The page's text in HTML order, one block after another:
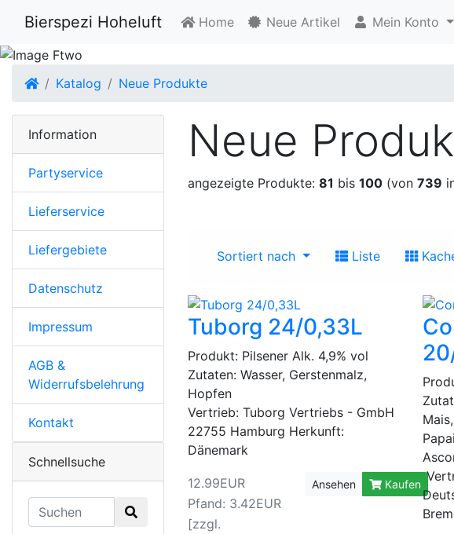
Bierspezi Hoheluft Home Neue Artikel Mein Konto
Startseite
Katalog Neue Produkte
Neue
angezeigte Produkte: 81 bis 100 (von 739
Sortiert nach
Liste
Tuborg 24/0,33L
Produkt: Pilsener Alk. 4,9% vol
Zutaten: Wasser, Gerstenmalz,
Hopfen
Vertrieb: Tuborg Vertriebs - GmbH
22755 Hamburg Herkunft:
Dänemark
12.99EUR
Pfand: 3.42EUR
[zzgl.
Ansehen Kaufen
Information
Partyservice
Lieferservice
Liefergebiete
Datenschutz
Impressum
AGB &
Widerrufsbelehrung
Kontakt
Schnellsuche